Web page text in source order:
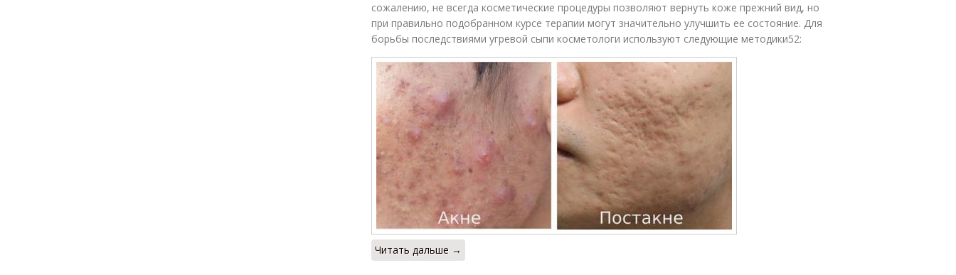
сожалению, не всегда косметические процедуры позволяют вернуть коже прежний вид, но
при правильно подобранном курсе терапии могут значительно улучшить ее состояние. Для
борьбы последствиями угревой сыпи косметологи используют следующие методики52:
Читать дальше →